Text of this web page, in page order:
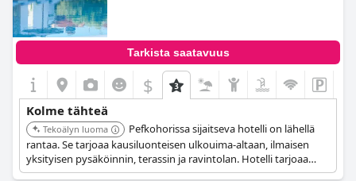
Tarkista saatavuus
$
Kolme tähteä
Tekoälyn luoma
Pefkohorissa sijaitseva hotelli on lähellä
rantaa. Se tarjoaa kausiluonteisen ulkouima-altaan, ilmaisen
yksityisen pysäköinnin, terassin ja ravintolan. Hotelli tarjoaa
ilmastoituja huoneita ilmaisella Wi-Fi:llä ja 24h-vastaanoton.